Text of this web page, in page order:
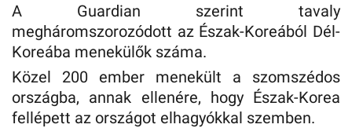
A Guardian szerint tavaly
megháromszorozódott az Észak-Koreából Dél-
Koreába menekülők száma.
Közel 200 ember menekült a szomszédos
országba, annak ellenére, hogy Észak-Korea
fellépett az országot elhagyókkal szemben.